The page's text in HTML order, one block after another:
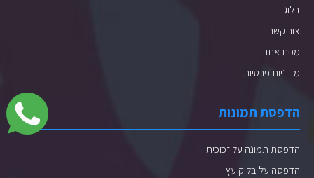
בלוג
צור קשר
מפת אתר
מדיניות פרטיות
הדפסת תמונות
הדפסת תמונה על זכוכית
הדפסה על בלוק עץ